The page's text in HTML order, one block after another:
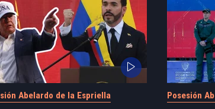
Abelardo de la Espriella Posesión